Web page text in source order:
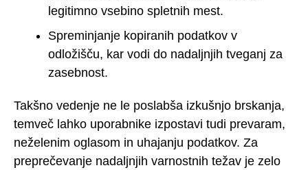
legitimno vsebino spletnih mest.
Spreminjanje kopiranih podatkov v
odložišču, kar vodi do nadaljnjih tveganj za
zasebnost.
Takšno vedenje ne le poslabša izkušnjo brskanja,
temveč lahko uporabnike izpostavi tudi prevaram,
neželenim oglasom in uhajanju podatkov. Za
preprečevanje nadaljnjih varnostnih težav je zelo